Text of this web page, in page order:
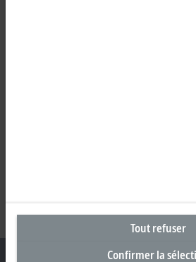
Tout refuser
Confirmer la